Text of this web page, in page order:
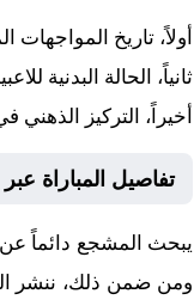
أولاً، تاريخ
ثانياً، الحالة البدنية
أخيراً، التركيز الذهني
تفاصيل المباراة
يبحث المشجع دائماً
ومن ضمن ذلك، ننشر